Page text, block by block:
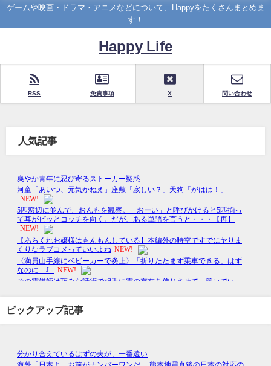
ゲームや映画・ドラマ・アニメなどについて、Happyをたくさんまとめま
す！
Happy Life
RSS 免責事項 X 問い合わせ
人気記事
ピックアップ記事